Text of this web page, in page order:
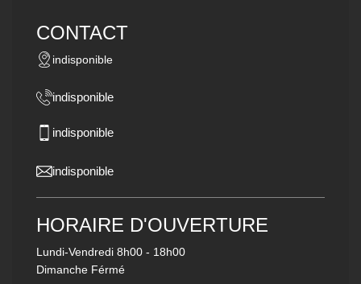
CONTACT
indisponible
indisponible
indisponible
indisponible
HORAIRE D'OUVERTURE
Lundi-Vendredi 8h00 - 18h00
Dimanche Férmé